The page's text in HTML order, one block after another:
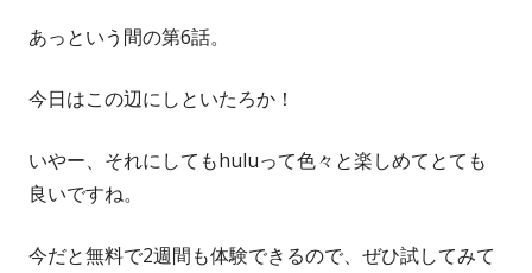
あっという間の第6話。
今日はこの辺にしといたろか！
いやー、それにしてもhuluって色々と楽しめてとても
良いですね。
今だと無料で2週間も体験できるので、ぜひ試してみて